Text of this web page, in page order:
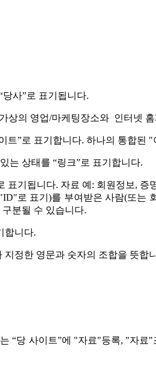
사”로 표기됩니다.
상의 영업/마케팅장소와 인터넷
”로 표기합니다. 하나의 통합된
는 상태를 “링크”로 표기합니다.
기됩니다. 자료 예: 회원정보,
로 표기)를 부여받은 사람(또는
분될 수 있습니다.
합니다.
정한 영문과 숫자의 조합을 뜻합
“당 사이트”에 "자료"등록, "자